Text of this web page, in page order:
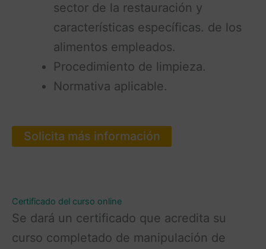
sector de la restauración y
características específicas. de los
alimentos empleados.
Procedimiento de limpieza.
Normativa aplicable.
Solicita más información
Certificado del curso online
Se dará un certificado que acredita su
curso completado de manipulación de